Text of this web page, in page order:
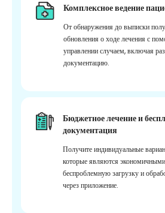
Комплексное ведение
От обнаружения до выписки
обновления о ходе лечения с
управлении случаем, включая
документацию.
Бюджетное лечение и
документация
Получите индивидуальные
которые являются
беспроблемную загрузку и
через приложение.